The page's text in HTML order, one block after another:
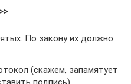
По закону их должно
(скажем, запамятует